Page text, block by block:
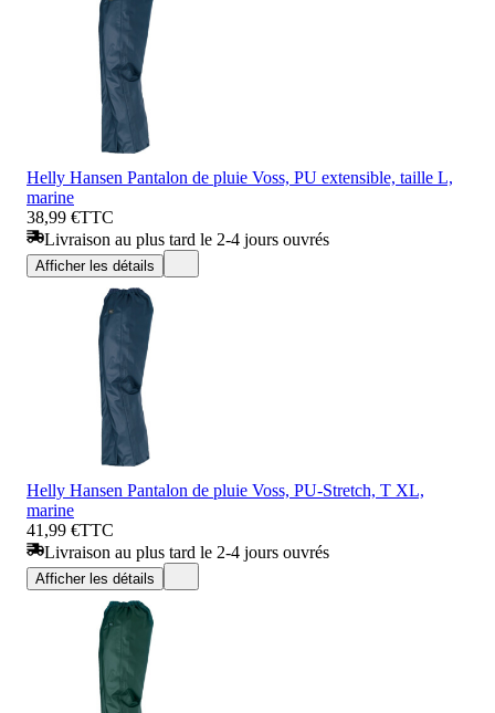
Helly Hansen Pantalon de pluie Voss, PU extensible, taille L,
marine
38,99 €TTC
Livraison au plus tard le 2-4 jours ouvrés
Afficher les détails
Helly Hansen Pantalon de pluie Voss, PU-Stretch, T XL,
marine
41,99 €TTC
Livraison au plus tard le 2-4 jours ouvrés
Afficher les détails